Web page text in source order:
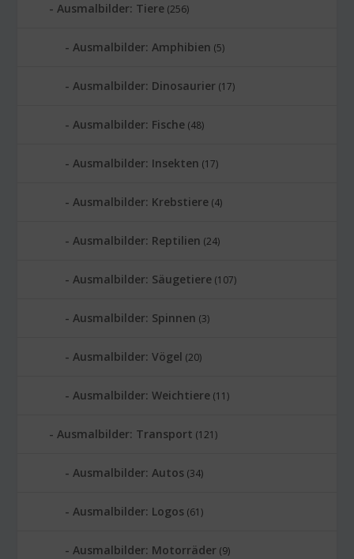
Ausmalbilder: Tiere (256)
Ausmalbilder: Amphibien (5)
Ausmalbilder: Dinosaurier (17)
Ausmalbilder: Fische (48)
Ausmalbilder: Insekten (17)
Ausmalbilder: Krebstiere (4)
Ausmalbilder: Reptilien (24)
Ausmalbilder: Säugetiere (107)
Ausmalbilder: Spinnen (3)
Ausmalbilder: Vögel (20)
Ausmalbilder: Weichtiere (11)
Ausmalbilder: Transport (121)
Ausmalbilder: Autos (34)
Ausmalbilder: Logos (61)
Ausmalbilder: Motorräder (9)